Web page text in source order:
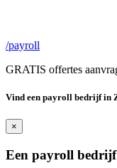
/payroll
GRATIS offertes
Vind een payroll bedrijf in
×
Een payroll